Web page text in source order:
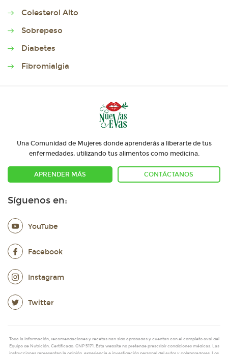
Colesterol Alto
Sobrepeso
Diabetes
Fibromialgia
Una Comunidad de Mujeres donde aprenderás a liberarte de tus
enfermedades, utilizando tus alimentos como medicina.
APRENDER MÁS CONTÁCTANOS
Síguenos en:
YouTube
Facebook
Instagram
Twitter
Toda la información, recomendaciones y recetas han sido aprobadas y cuentan con el completo aval del
Equipo de Nutrición. Certificado: CNP 5171. Esta website no pretende prescribir condiciones médicas. Las